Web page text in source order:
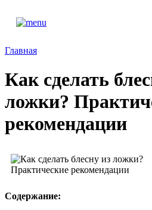
Главная
Как сделать
ложки?
рекомендации
Содержание: